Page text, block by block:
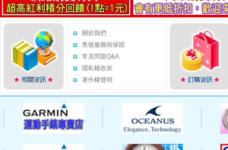
關於我們
售後服務與保固
常見問題Q&A
隱私權政策
著作權聲明